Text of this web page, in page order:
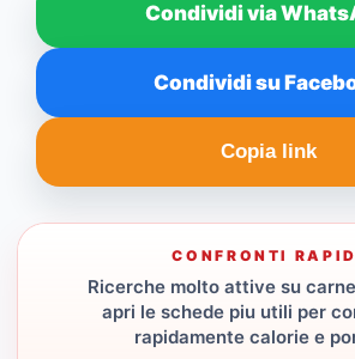
Condividi via
Condividi su
Copia link
CONFRONTI
Ricerche molto attive su
apri le schede piu utili per
rapidamente calorie e